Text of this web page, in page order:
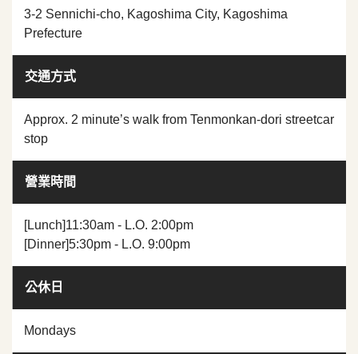
3-2 Sennichi-cho, Kagoshima City, Kagoshima
Prefecture
交通方式
Approx. 2 minute’s walk from Tenmonkan-dori streetcar
stop
營業時間
[Lunch]11:30am - L.O. 2:00pm
[Dinner]5:30pm - L.O. 9:00pm
公休日
Mondays